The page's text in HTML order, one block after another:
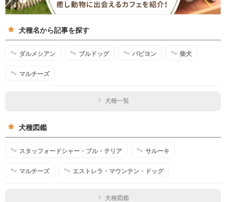
犬種名から記事を探す
ダルメシアン ブルドッグ パピヨン 柴犬
マルチーズ
犬種一覧
犬種図鑑
スタッフォードシャー・ブル・テリア サルーキ
マルチーズ エストレラ・マウンテン・ドッグ
犬種図鑑